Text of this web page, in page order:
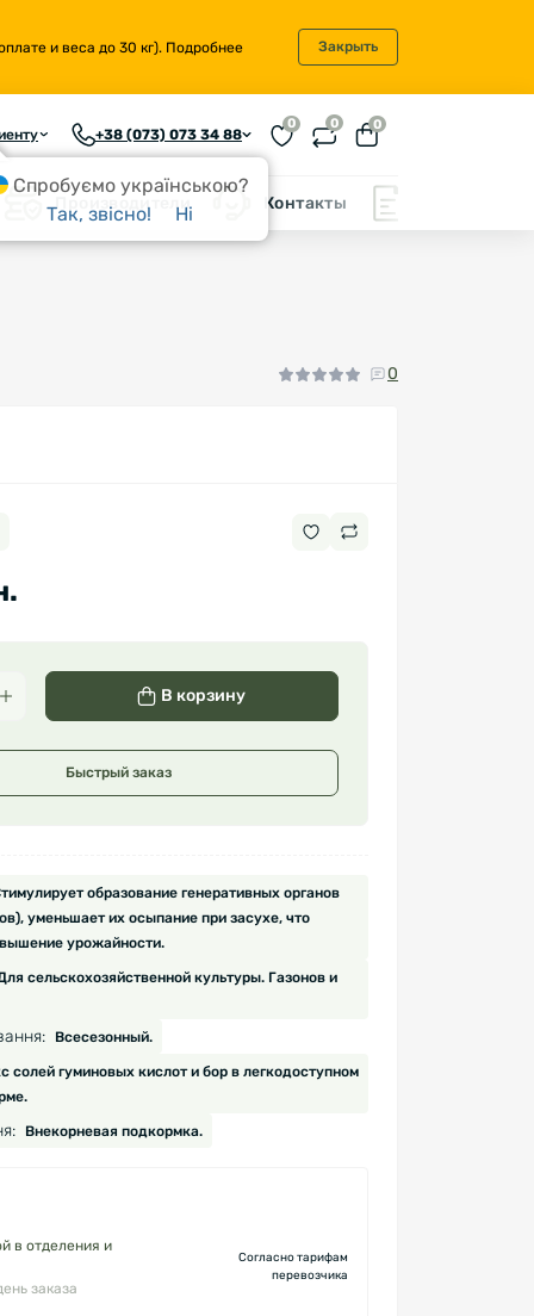
и веса до 30 кг). Подробнее Закрыть
+38 (073) 073 34 88
0 0 0
Производители Контакты
0
В корзину
Быстрый заказ
образование генеративных органов
уменьшает их осыпание при засухе, что
урожайности.
сельскохозяйственной культуры. Газонов и
Всесезонный.
солей гуминовых кислот и бор в легкодоступном
Внекорневая подкормка.
в отделения и
заказа
Согласно тарифам
перевозчика
Спробуємо українською?
Так, звісно!
Ні